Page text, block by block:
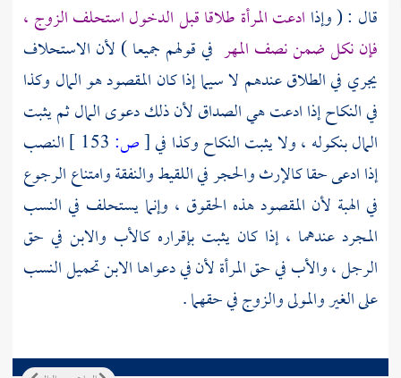
قال : ( وإذا ادعت المرأة طلاقا قبل الدخول استحلف الزوج ،
فإن نكل ضمن نصف المهر في قولهم جميعا ) لأن الاستحلاف
يجري في الطلاق عندهم لا سيما إذا كان المقصود هو المال وكذا
في النكاح إذا ادعت هي الصداق لأن ذلك دعوى المال ثم يثبت
المال بنكوله ، ولا يثبت النكاح وكذا في[ص:
النصب
إذا ادعى حقا كالإرث والحجر في اللقيط والنفقة وامتناع الرجوع
في الهبة لأن المقصود هذه الحقوق ، وإنما يستحلف في النسب
المجرد عندهما ، إذا كان يثبت بإقراره كالأب والابن في حق
الرجل ، والأب في حق المرأة لأن في دعواها الابن تحميل النسب
على الغير والمولى والزوج في حقهما .